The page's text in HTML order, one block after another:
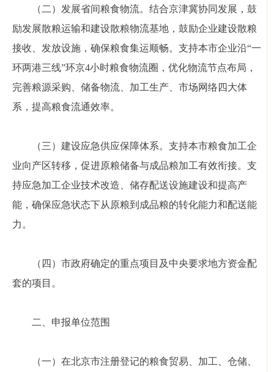
（二）发展省间粮食物流。结合京津冀协同发展，鼓
励发展散粮运输和建设散粮物流基地，鼓励企业建设散粮
接收、发放设施，确保粮食集运顺畅。支持本市企业沿“一
环两港三线”环京4小时粮食物流圈，优化物流节点布局，
完善粮源采购、储备物流、加工生产、市场网络四大体
系，提高粮食流通效率。
（三）建设应急供应保障体系。支持本市粮食加工企
业向产区转移，促进原粮储备与成品粮加工有效衔接。支
持应急加工企业技术改造、储存配送设施建设和提高产
能，确保应急状态下从原粮到成品粮的转化能力和配送能
力。
（四）市政府确定的重点项目及中央要求地方资金配
套的项目。
二、申报单位范围
（一）在北京市注册登记的粮食贸易、加工、仓储、